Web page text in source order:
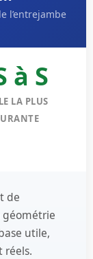
l’entrejambe
à S
LA PLUS
de
géométrie
utile,
réels.